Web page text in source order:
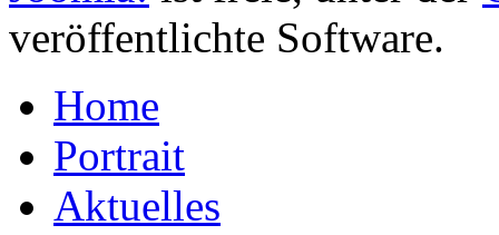
veröffentlichte Software.
Home
Portrait
Aktuelles